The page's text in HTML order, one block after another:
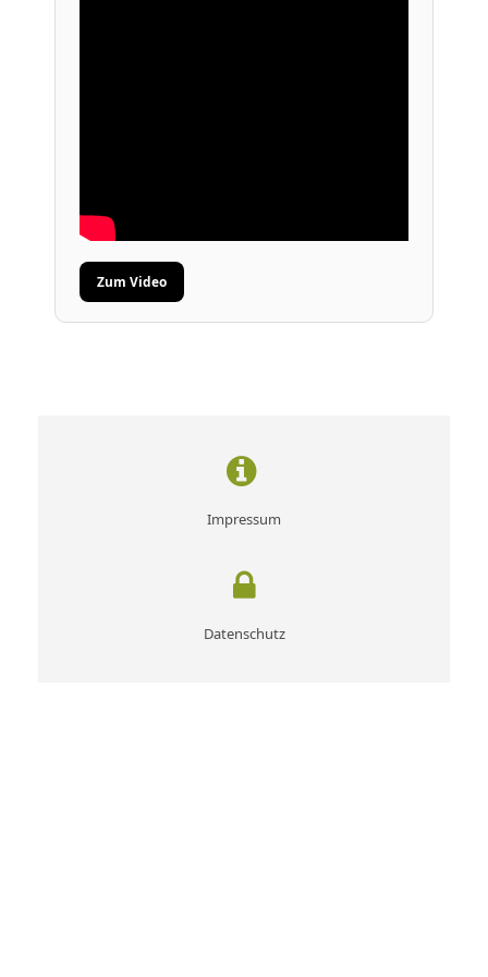
Zum Video
Impressum
Datenschutz